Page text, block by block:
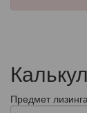
Предмет